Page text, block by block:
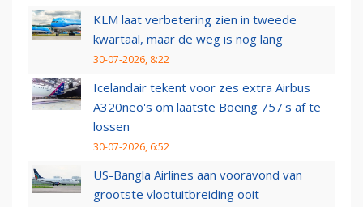
KLM laat verbetering zien in tweede
kwartaal, maar de weg is nog lang
30-07-2026, 8:22
Icelandair tekent voor zes extra Airbus
A320neo's om laatste Boeing 757's af te
lossen
30-07-2026, 6:52
US-Bangla Airlines aan vooravond van
grootste vlootuitbreiding ooit